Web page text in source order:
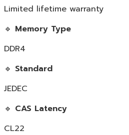
Limited lifetime warranty
🔹 Memory Type
DDR4
🔹 Standard
JEDEC
🔹 CAS Latency
CL22